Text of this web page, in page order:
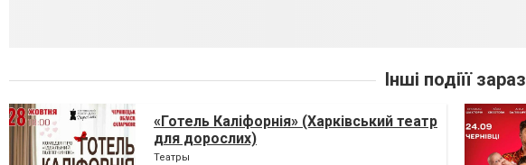
Інші подіїї зараз
«Готель Каліфорнія» (Харківський театр
для дорослих)
Театры